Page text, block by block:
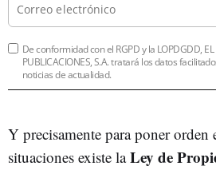
De conformidad con el RGPD y la LOPDGDD, EL
PUBLICACIONES, S.A. tratará los datos
noticias de actualidad.
Y precisamente para poner orden
situaciones existe laLey de